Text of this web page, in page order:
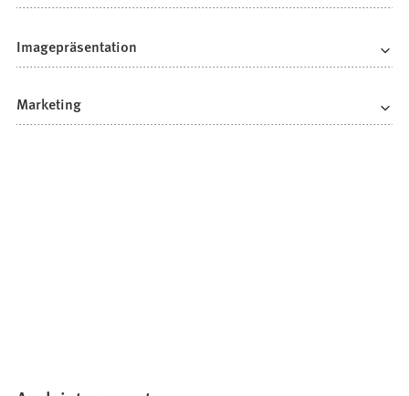
Imagepräsentation
Marketing